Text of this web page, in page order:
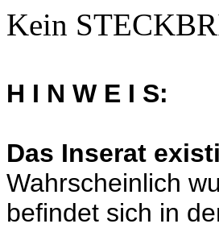
Kein
H I N W E I S:
Das Inserat
Wahrscheinlich
befindet sich in